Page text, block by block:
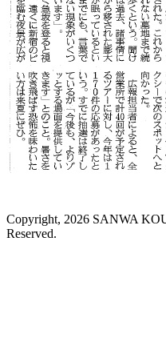
Copyright, 2026 SANWA
Reserved.